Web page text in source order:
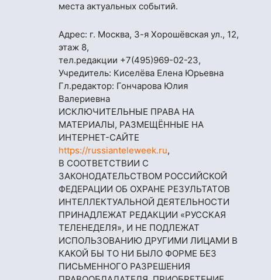
места актуальных событий.
Адрес: г. Москва, 3-я Хорошёвская ул., 12,
этаж 8,
тел.редакции +7(495)969-02-23,
Учредитель: Киселёва Елена Юрьевна
Гл.редактор: Гончарова Юлия
Валериевна
ИСКЛЮЧИТЕЛЬНЫЕ ПРАВА НА
МАТЕРИАЛЫ, РАЗМЕЩЁННЫЕ НА
ИНТЕРНЕТ-САЙТЕ
https://russianteleweek.ru,
В СООТВЕТСТВИИ С
ЗАКОНОДАТЕЛЬСТВОМ РОССИЙСКОЙ
ФЕДЕРАЦИИ ОБ ОХРАНЕ РЕЗУЛЬТАТОВ
ИНТЕЛЛЕКТУАЛЬНОЙ ДЕЯТЕЛЬНОСТИ
ПРИНАДЛЕЖАТ РЕДАКЦИИ «РУССКАЯ
ТЕЛЕНЕДЕЛЯ», И НЕ ПОДЛЕЖАТ
ИСПОЛЬЗОВАНИЮ ДРУГИМИ ЛИЦАМИ В
КАКОЙ БЫ ТО НИ БЫЛО ФОРМЕ БЕЗ
ПИСЬМЕННОГО РАЗРЕШЕНИЯ